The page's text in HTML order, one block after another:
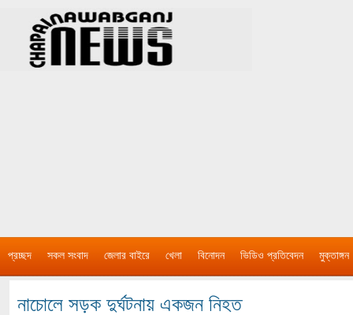
প্রচ্ছদ সকল সংবাদ জেলার বাইরে খেলা বিনোদন ভিডিও প্রতিবেদন মুক্তাঙ্গন
নাচোলে সড়ক দুর্ঘটনায় একজন নিহত